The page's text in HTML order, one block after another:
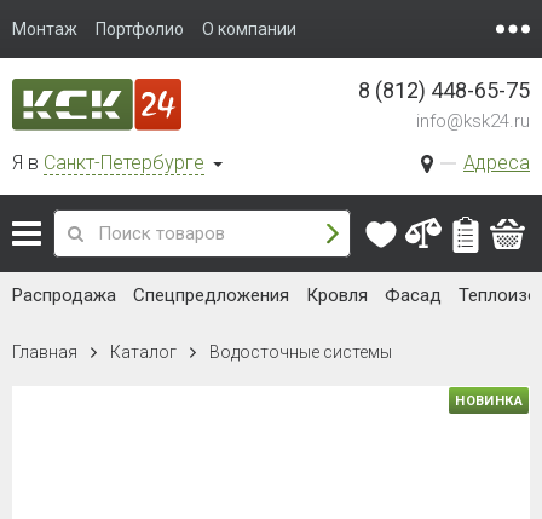
Монтаж Портфолио О компании
Я в Санкт-Петербурге Адреса
8 (812) 448-65-75
info@ksk24.ru
Распродажа Спецпредложения Кровля Фасад
Главная Каталог Водосточные системы
НОВИНКА